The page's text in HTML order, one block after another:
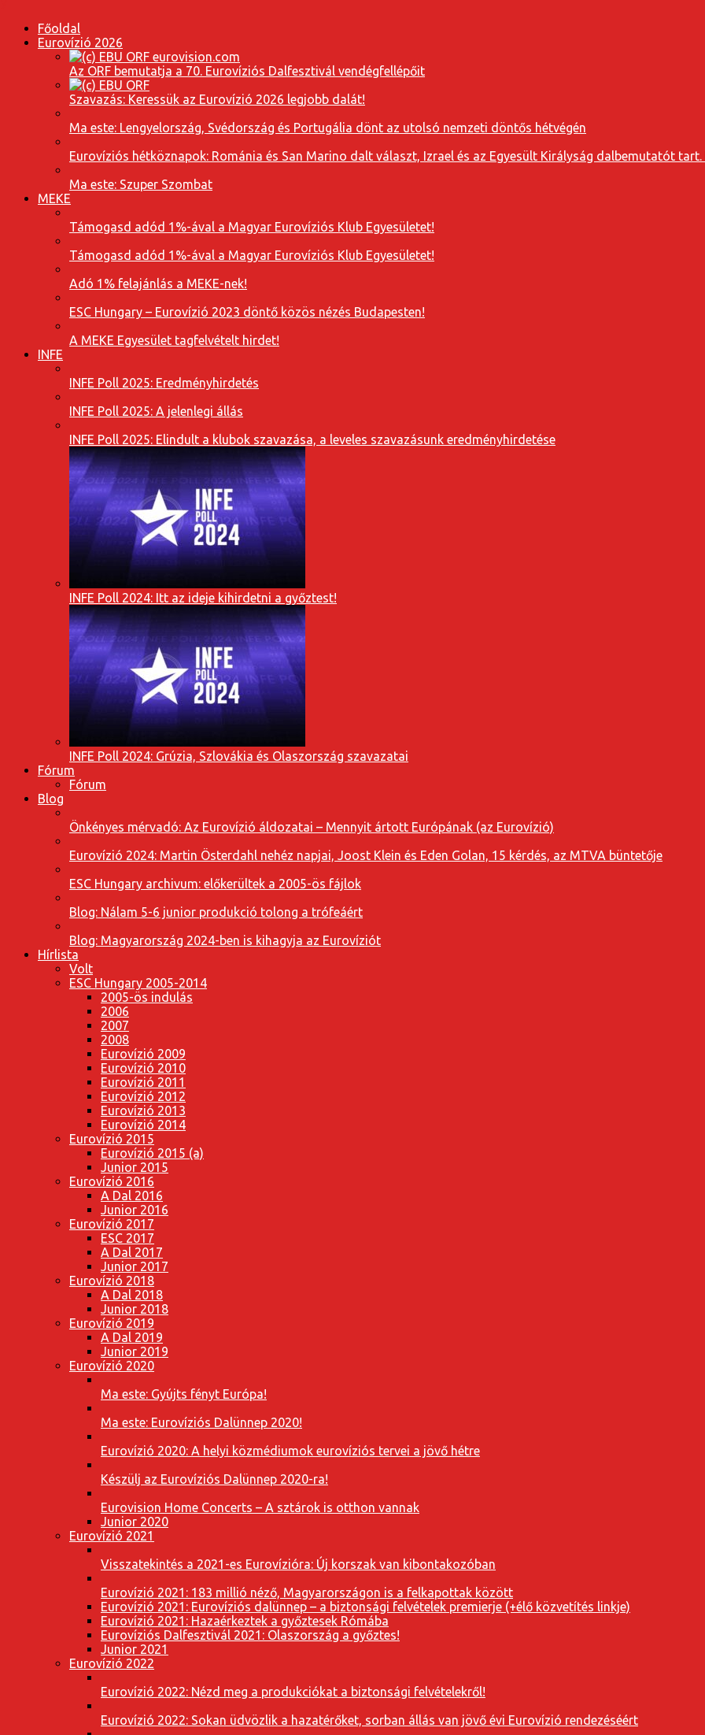
Főoldal
Eurovízió 2026
Az ORF bemutatja a 70. Eurovíziós Dalfesztivál vendégfellépőit
Szavazás: Keressük az Eurovízió 2026 legjobb dalát!
Ma este: Lengyelország, Svédország és Portugália dönt az utolsó nemzeti döntős hétvégén
Eurovíziós hétköznapok: Románia és San Marino dalt választ, Izrael és az Egyesült Királyság dalbemutatót tart.
Ma este: Szuper Szombat
MEKE
Támogasd adód 1%-ával a Magyar Eurovíziós Klub Egyesületet!
Támogasd adód 1%-ával a Magyar Eurovíziós Klub Egyesületet!
Adó 1% felajánlás a MEKE-nek!
ESC Hungary – Eurovízió 2023 döntő közös nézés Budapesten!
A MEKE Egyesület tagfelvételt hirdet!
INFE
INFE Poll 2025: Eredményhirdetés
INFE Poll 2025: A jelenlegi állás
INFE Poll 2025: Elindult a klubok szavazása, a leveles szavazásunk eredményhirdetése
INFE Poll 2024: Itt az ideje kihirdetni a győztest!
INFE Poll 2024: Grúzia, Szlovákia és Olaszország szavazatai
Fórum
Fórum
Blog
Önkényes mérvadó: Az Eurovízió áldozatai – Mennyit ártott Európának (az Eurovízió)
Eurovízió 2024: Martin Österdahl nehéz napjai, Joost Klein és Eden Golan, 15 kérdés, az MTVA büntetője
ESC Hungary archivum: előkerültek a 2005-ös fájlok
Blog: Nálam 5-6 junior produkció tolong a trófeáért
Blog: Magyarország 2024-ben is kihagyja az Eurovíziót
Hírlista
Volt
ESC Hungary 2005-2014
2005-ös indulás
2006
2007
2008
Eurovízió 2009
Eurovízió 2010
Eurovízió 2011
Eurovízió 2012
Eurovízió 2013
Eurovízió 2014
Eurovízió 2015
Eurovízió 2015 (a)
Junior 2015
Eurovízió 2016
A Dal 2016
Junior 2016
Eurovízió 2017
ESC 2017
A Dal 2017
Junior 2017
Eurovízió 2018
A Dal 2018
Junior 2018
Eurovízió 2019
A Dal 2019
Junior 2019
Eurovízió 2020
Ma este: Gyújts fényt Európa!
Ma este: Eurovíziós Dalünnep 2020!
Eurovízió 2020: A helyi közmédiumok eurovíziós tervei a jövő hétre
Készülj az Eurovíziós Dalünnep 2020-ra!
Eurovision Home Concerts – A sztárok is otthon vannak
Junior 2020
Eurovízió 2021
Visszatekintés a 2021-es Eurovízióra: Új korszak van kibontakozóban
Eurovízió 2021: 183 millió néző, Magyarországon is a felkapottak között
Eurovízió 2021: Eurovíziós dalünnep – a biztonsági felvételek premierje (+élő közvetítés linkje)
Eurovízió 2021: Hazaérkeztek a győztesek Rómába
Eurovíziós Dalfesztivál 2021: Olaszország a győztes!
Junior 2021
Eurovízió 2022
Eurovízió 2022: Nézd meg a produkciókat a biztonsági felvételekről!
Eurovízió 2022: Sokan üdvözlik a hazatérőket, sorban állás van jövő évi Eurovízió rendezéséért